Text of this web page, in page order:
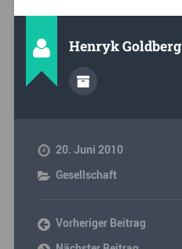
Henryk Goldberg
20. Juni 2010
Gesellschaft
Vorheriger Beitrag